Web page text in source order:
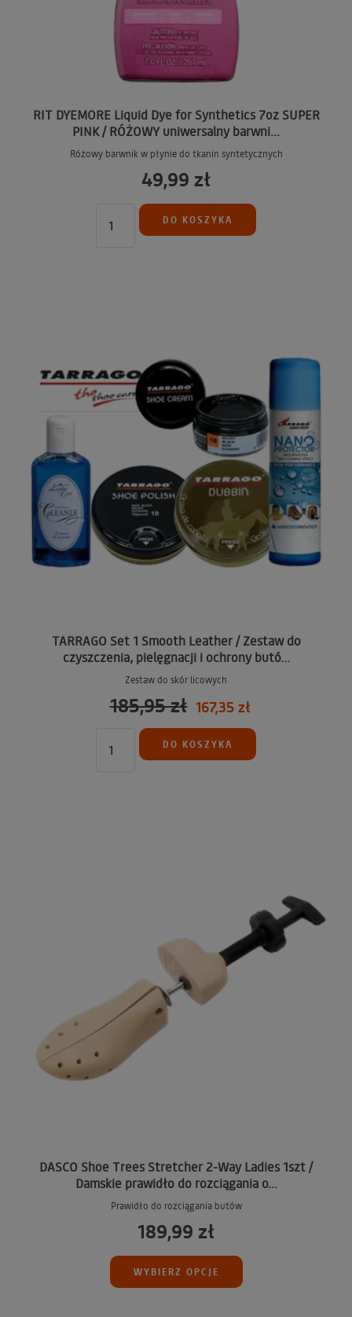
RIT DYEMORE Liquid Dye for Synthetics 7oz SUPER
PINK / RÓŻOWY uniwersalny barwni...
Różowy barwnik w płynie do tkanin syntetycznych
49,99 zł
DO KOSZYKA
TARRAGO Set 1 Smooth Leather / Zestaw do
czyszczenia, pielęgnacji i ochrony butó...
Zestaw do skór licowych
185,95 zł 167,35 zł
DO KOSZYKA
DASCO Shoe Trees Stretcher 2-Way Ladies 1szt /
Damskie prawidło do rozciągania o...
Prawidło do rozciągania butów
189,99 zł
WYBIERZ OPCJE